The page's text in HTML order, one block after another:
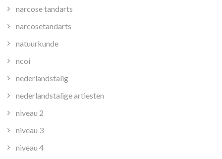
narcose tandarts
narcosetandarts
natuurkunde
ncoi
nederlandstalig
nederlandstalige artiesten
niveau 2
niveau 3
niveau 4